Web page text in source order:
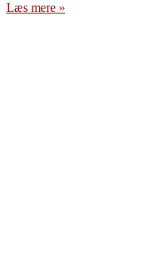
Læs mere »